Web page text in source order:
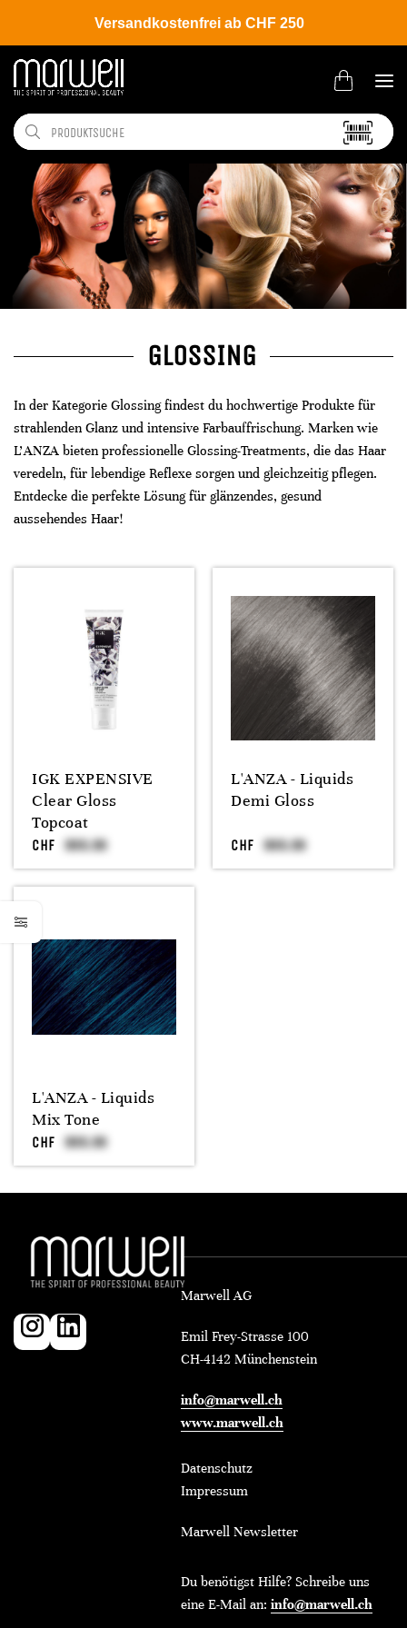
Versandkostenfrei ab CHF 250
GLOSSING
In der Kategorie Glossing findest du hochwertige Produkte für
strahlenden Glanz und intensive Farbauffrischung. Marken wie
L’ANZA bieten professionelle Glossing-Treatments, die das Haar
veredeln, für lebendige Reflexe sorgen und gleichzeitig pflegen.
Entdecke die perfekte Lösung für glänzendes, gesund
aussehendes Haar!
IGK EXPENSIVE
Clear Gloss
Topcoat
CHF
L'ANZA - Liquids
Demi Gloss
CHF
L'ANZA - Liquids
Mix Tone
CHF
Marwell AG
Emil Frey-Strasse 100
CH-4142 Münchenstein
info@marwell.ch
www.marwell.ch
Datenschutz
Impressum
Marwell Newsletter
Du benötigst Hilfe? Schreibe uns
eine E-Mail an: info@marwell.ch